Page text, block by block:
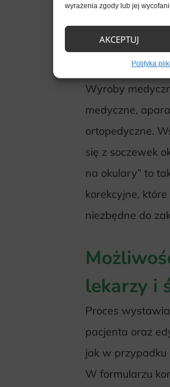
wyrażenia zgody lub jej
AKCEPTUJ
Polityka
Czym
Wyroby
medyczne,
ortopedyczne.
się z soczewek
na okulary” to
korekcyjne,
niezbędne do
lekarzy i
Proces
pacjenta oraz
jak w przypadku
W formularzu